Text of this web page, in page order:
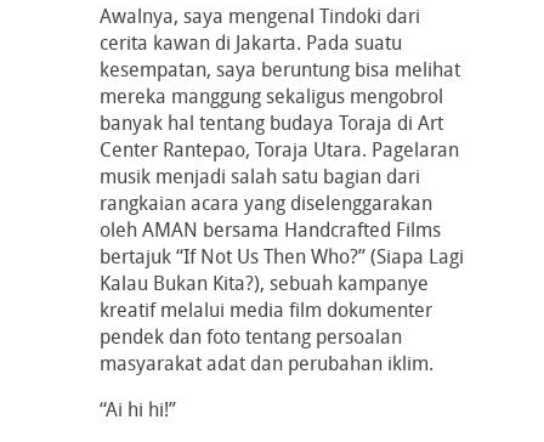
Awalnya, saya mengenal Tindoki dari
cerita kawan di Jakarta. Pada suatu
kesempatan, saya beruntung bisa melihat
mereka manggung sekaligus mengobrol
banyak hal tentang budaya Toraja di Art
Center Rantepao, Toraja Utara. Pagelaran
musik menjadi salah satu bagian dari
rangkaian acara yang diselenggarakan
oleh AMAN bersama Handcrafted Films
bertajuk “If Not Us Then Who?” (Siapa Lagi
Kalau Bukan Kita?), sebuah kampanye
kreatif melalui media film dokumenter
pendek dan foto tentang persoalan
masyarakat adat dan perubahan iklim.
“Ai hi hi!”